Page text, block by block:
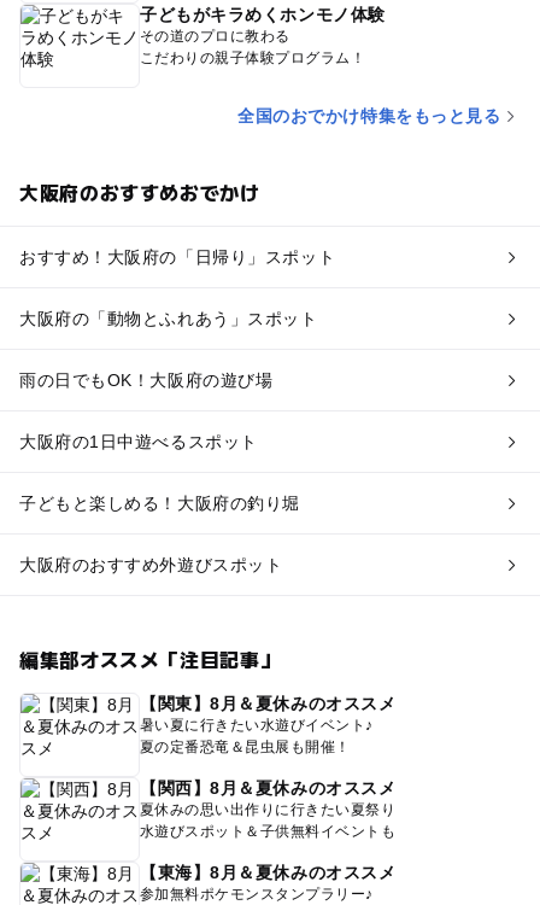
子どもがキラめくホンモノ体験
その道のプロに教わる
こだわりの親子体験プログラム！
全国のおでかけ特集をもっと見る
大阪府のおすすめおでかけ
おすすめ！大阪府の「日帰り」スポット
大阪府の「動物とふれあう」スポット
雨の日でもOK！大阪府の遊び場
大阪府の1日中遊べるスポット
子どもと楽しめる！大阪府の釣り堀
大阪府のおすすめ外遊びスポット
編集部オススメ「注目記事」
【関東】8月＆夏休みのオススメ
暑い夏に行きたい水遊びイベント♪
夏の定番恐竜＆昆虫展も開催！
【関西】8月＆夏休みのオススメ
夏休みの思い出作りに行きたい夏祭り
水遊びスポット＆子供無料イベントも
【東海】8月＆夏休みのオススメ
参加無料ポケモンスタンプラリー♪